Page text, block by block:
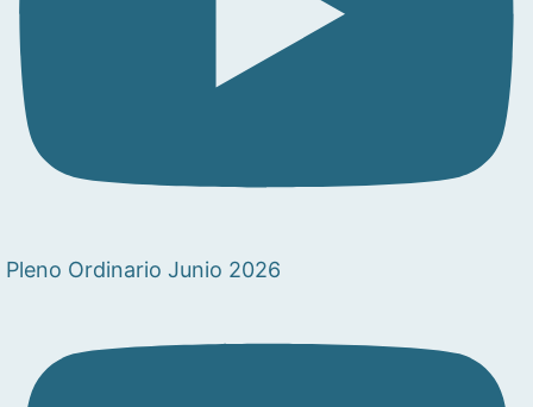
Pleno Ordinario Junio 2026